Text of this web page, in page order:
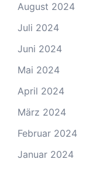
August 2024
Juli 2024
Juni 2024
Mai 2024
April 2024
März 2024
Februar 2024
Januar 2024